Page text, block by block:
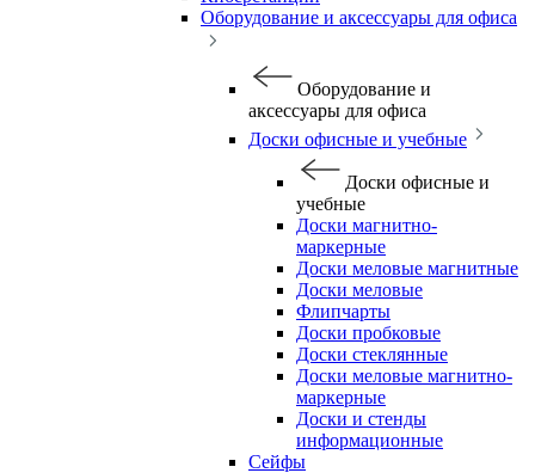
Оборудование и аксессуары для офиса
Оборудование и
аксессуары для офиса
Доски офисные и учебные
Доски офисные и
учебные
Доски магнитно-
маркерные
Доски меловые магнитные
Доски меловые
Флипчарты
Доски пробковые
Доски стеклянные
Доски меловые магнитно-
маркерные
Доски и стенды
информационные
Сейфы